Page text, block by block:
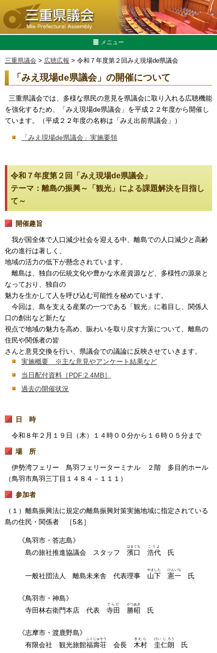
メニュー
三重県議会 > 広聴広報 > 令和７年度第２回みえ現場de県議会
「みえ現場de県議会」の開催について
三重県議会では、多様な県民の意見を県議会に取り入れる広聴機能
を強化するため、「みえ現場de県議会」を平成２２年度から開催し
ています。（平成２２年度の名称は「みえ出前県議会」）
「みえ現場de県議会」実施要領
令和７年度第２回「みえ現場de県議会」
テーマ：離島の振興～「観光」による課題解決を目指し
て～
開催趣旨
我が国全体で人口減少社会を迎える中、離島での人口減少と高齢
化の進行は著しく、
地域の活力の低下が懸念されています。
離島は、独自の伝統文化や豊かな水産資源など、多様性の源泉と
なっており、独自の
魅力を生かして人を呼び込む可能性を秘めています。
今回は、島を支える産業の一つである「観光」に着目し、関係人
口の創出など新たな
視点で地域の魅力を高め、賑わいを取り戻す方策について、離島の
住民や関係者の皆
さんと意見交換を行い、県議会での議論に反映させていきます。
実施概要 ※主な意見やアンケート結果など
当日配付資料 ［PDF:2.4MB］
過去の開催状況
日 時
令和８年２月１９日（木）１４時００分から１６時０５分まで
場 所
伊勢湾フェリー 鳥羽フェリーターミナル ２階 多目的ホール
（鳥羽市鳥羽三丁目１４８４－１１１）
参加者
（１）離島振興法に規定の離島振興対策実施地域に指定されている
島の住民・関係者 ［5名］
《鳥羽市・答志島》
島の旅社推進協議会 スタッフ 濱口
はまぐち
浩代
こうよ
氏
一般社団法人 離島未来舎 代表理事 山下
やました
憲一
けんいち
氏
《鳥羽市・神島》
寺田林右衛門本店 代表 寺田
てらだ
勝
かつ
昭
あき
氏
《志摩市・渡鹿野島》
有限会社 観光旅館福
ふく
壽
じゅ
荘
そう
会長 木村
きむら
圭
けい
仁
じ
朗
ろう
氏